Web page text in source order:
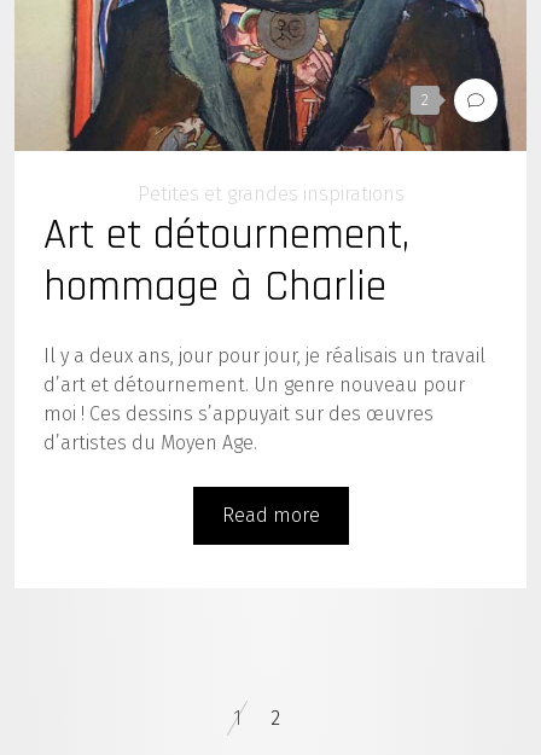
2
Petites et grandes inspirations
Art et détournement,
hommage à Charlie
Il y a deux ans, jour pour jour, je réalisais un travail
d’art et détournement. Un genre nouveau pour
moi ! Ces dessins s’appuyait sur des œuvres
d’artistes du Moyen Age.
Read more
1 2